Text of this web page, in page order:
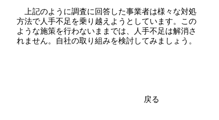
上記のように調査に回答した事業者は様々な対処
方法で人手不足を乗り越えようとしています。この
ような施策を行わないままでは、人手不足は解消さ
れません。自社の取り組みを検討してみましょう。
戻る